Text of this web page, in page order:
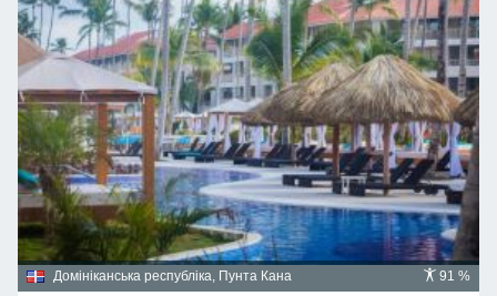
91 %
Домініканська республіка, Пунта Кана